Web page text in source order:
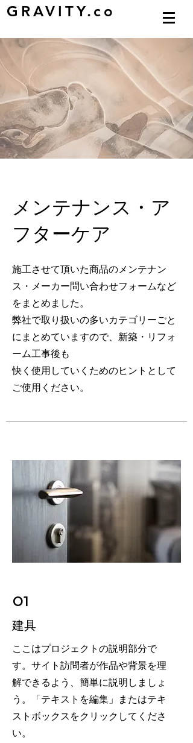
GRAVITY.co
​メンテナンス・ア
フターケア
施工させて頂いた商品のメンテナン
ス・メーカー問い合わせフォームなど
をまとめました。
弊社で取り扱いの多いカテゴリーごと
にまとめていますので、新築・リフォ
ーム工事後も
​快く使用していくためのヒントとして
ご使用ください。
01
建具
ここはプロジェクトの説明部分で
す。サイト訪問者が作品や背景を理
解できるよう、簡単に説明しましょ
う。「テキストを編集」またはテキ
ストボックスをクリックしてくださ
い。